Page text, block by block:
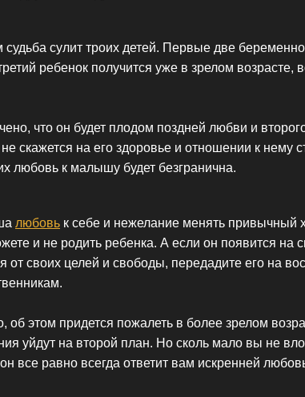
сулит троих детей. Первые две
ребенок получится уже в зрелом
что он будет плодом поздней любви и
не скажется на его здоровье и отношении к нему
любовь к малышу будет безгранична.
любовь к себе и нежелание менять привычный
и не родить ребенка. А если он появится на
от своих целей и свободы, передадите его на
об этом придется пожалеть в более зрелом
уйдут на второй план. Но сколь мало вы не
все равно всегда ответит вам искренней